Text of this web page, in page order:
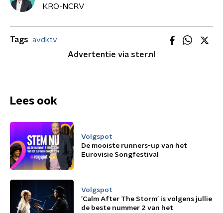
KRO-NCRV
Tags avdktv
Advertentie via ster.nl
Lees ook
Volgspot
De mooiste runners-up van het
Eurovisie Songfestival
Volgspot
’Calm After The Storm’ is volgens jullie
de beste nummer 2 van het